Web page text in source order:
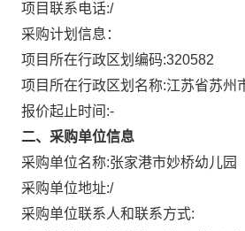
项目联系电话:/
采购计划信息：
项目所在行政区划编码:320582
项目所在行政区划名称:江苏省苏州
报价起止时间:-
二、采购单位信息
采购单位名称:张家港市妙桥幼儿园
采购单位地址:/
采购单位联系人和联系方式: